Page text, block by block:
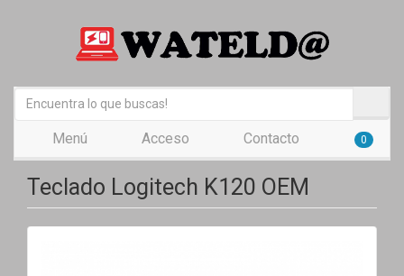
Menú Acceso Contacto 0
Teclado Logitech K120 OEM